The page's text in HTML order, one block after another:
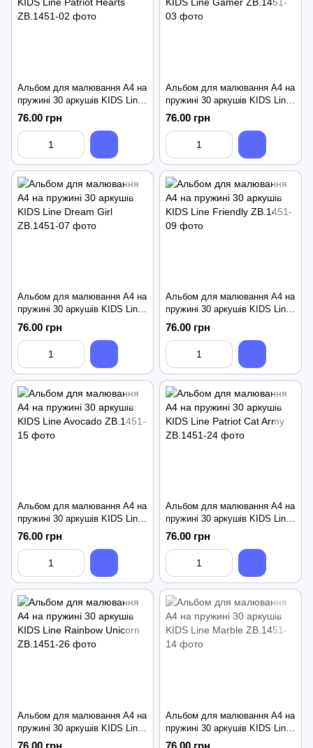
Альбом для малювання А4 на
пружині 30 аркушів KIDS Line
Patriot Hearts
76.00 грн
Альбом для малювання А4 на
пружині 30 аркушів KIDS Line
Gamer
76.00 грн
Альбом для малювання А4 на
пружині 30 аркушів KIDS Line
Dream Girl
76.00 грн
Альбом для малювання А4 на
пружині 30 аркушів KIDS Line
Friendly
76.00 грн
Альбом для малювання А4 на
пружині 30 аркушів KIDS Line
Avocado
76.00 грн
Альбом для малювання А4 на
пружині 30 аркушів KIDS Line
Patriot Cat Army
76.00 грн
Альбом для малювання А4 на
пружині 30 аркушів KIDS Line
Rainbow Unicorn
76.00 грн
Альбом для малювання А4 на
пружині 30 аркушів KIDS Line
Marble
76.00 грн